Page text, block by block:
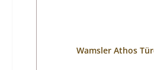
Wamsler Athos